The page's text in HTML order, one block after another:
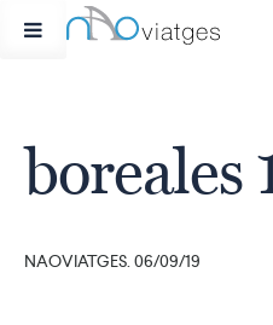
boreales
NAOVIATGES. 06/09/19